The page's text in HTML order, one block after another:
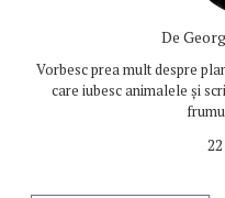
De
Vorbesc prea mult despre
care iubesc animalele și